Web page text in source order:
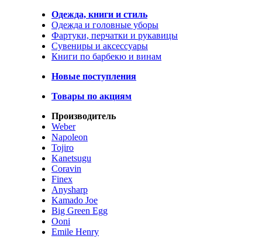
Одежда, книги и стиль
Одежда и головные уборы
Фартуки, перчатки и рукавицы
Сувениры и аксессуары
Книги по барбекю и винам
Новые поступления
Товары по акциям
Производитель
Weber
Napoleon
Tojiro
Kanetsugu
Coravin
Finex
Anysharp
Kamado Joe
Big Green Egg
Ooni
Emile Henry